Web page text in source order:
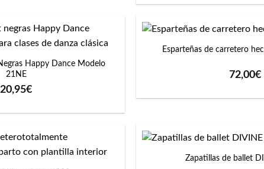
Happy Dance Modelo
21NE
20,95€
+
Esparteñas de carretero
72,00€
+
Zapatillas de ballet